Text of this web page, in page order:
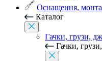
Оснащення,
Каталог
Гачки, грузи,
Гачки,